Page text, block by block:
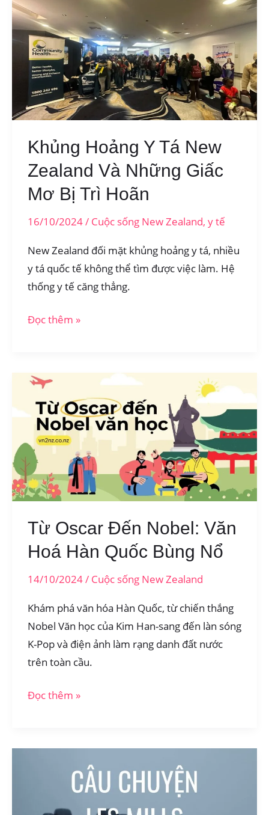
lao
động
New
Zealand
2025
Khủng Hoảng Y Tá New
Zealand Và Những Giấc
Mơ Bị Trì Hoãn
16/10/2024/ Cuộc sống New Zealand, y tế
New Zealand đối mặt khủng hoảng y tá, nhiều
y tá quốc tế không thể tìm được việc làm. Hệ
thống y tế căng thẳng.
Khủng
Tá
New
Zealand
Và
Những
Giấc
Mơ
Bị
Hoãn
Đọc thêm »
Từ Oscar Đến Nobel: Văn
Hoá Hàn Quốc Bùng Nổ
14/10/2024/ Cuộc sống New Zealand
Khám phá văn hóa Hàn Quốc, từ chiến thắng
Nobel Văn học của Kim Han-sang đến làn sóng
K-Pop và điện ảnh làm rạng danh đất nước
trên toàn cầu.
Từ
Nobel:
Đọc thêm »